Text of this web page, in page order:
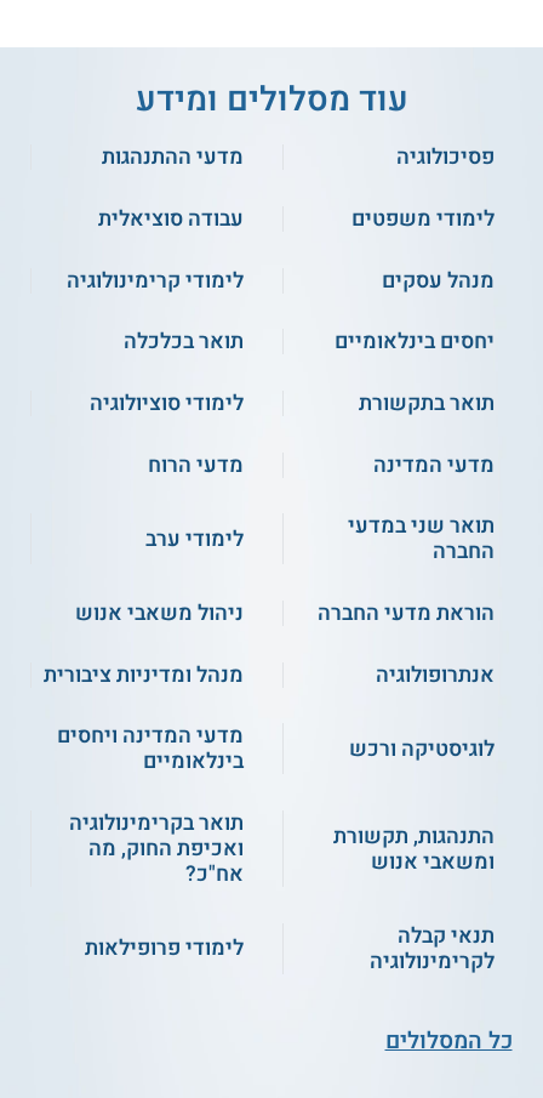
עוד מסלולים ומידע
פסיכולוגיה
מדעי ההתנהגות
לימודי משפטים
עבודה סוציאלית
מנהל עסקים
לימודי קרימינולוגיה
יחסים בינלאומיים
תואר בכלכלה
תואר בתקשורת
לימודי סוציולוגיה
מדעי המדינה
מדעי הרוח
תואר שני במדעי
החברה
לימודי ערב
הוראת מדעי החברה
ניהול משאבי אנוש
אנתרופולוגיה
מנהל ומדיניות ציבורית
לוגיסטיקה ורכש
מדעי המדינה ויחסים
בינלאומיים
התנהגות, תקשורת
ומשאבי אנוש
תואר בקרימינולוגיה
ואכיפת החוק, מה
אח"כ?
תנאי קבלה
לקרימינולוגיה
לימודי פרופילאות
כל המסלולים